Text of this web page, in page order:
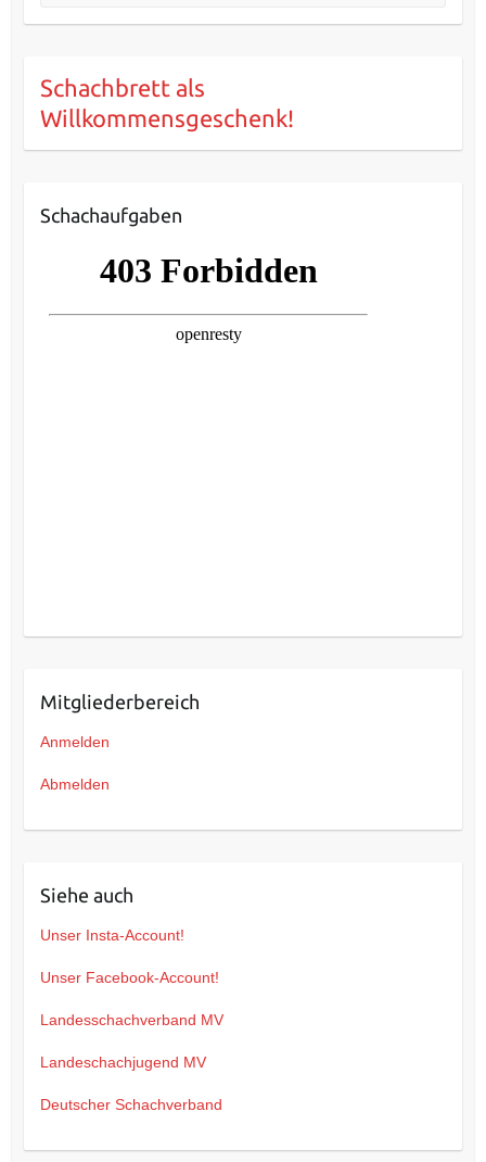
Schachbrett als
Willkommensgeschenk!
Schachaufgaben
Mitgliederbereich
Anmelden
Abmelden
Siehe auch
Unser Insta-Account!
Unser Facebook-Account!
Landesschachverband MV
Landeschachjugend MV
Deutscher Schachverband